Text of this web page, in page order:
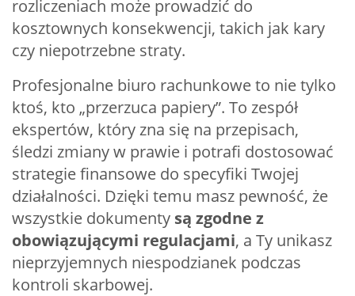
rozliczeniach może prowadzić do
kosztownych konsekwencji, takich jak kary
czy niepotrzebne straty.
Profesjonalne biuro rachunkowe to nie tylko
ktoś, kto „przerzuca papiery”. To zespół
ekspertów, który zna się na przepisach,
śledzi zmiany w prawie i potrafi dostosować
strategie finansowe do specyfiki Twojej
działalności. Dzięki temu masz pewność, że
wszystkie dokumenty są zgodne z
obowiązującymi regulacjami, a Ty unikasz
nieprzyjemnych niespodzianek podczas
kontroli skarbowej.